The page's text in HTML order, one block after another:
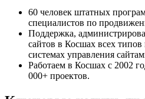
60 человек штатных
специалистов по
Поддержка,
сайтов в Косшах всех
системах управления
Работаем в Косшах с 2002
000+ проектов.